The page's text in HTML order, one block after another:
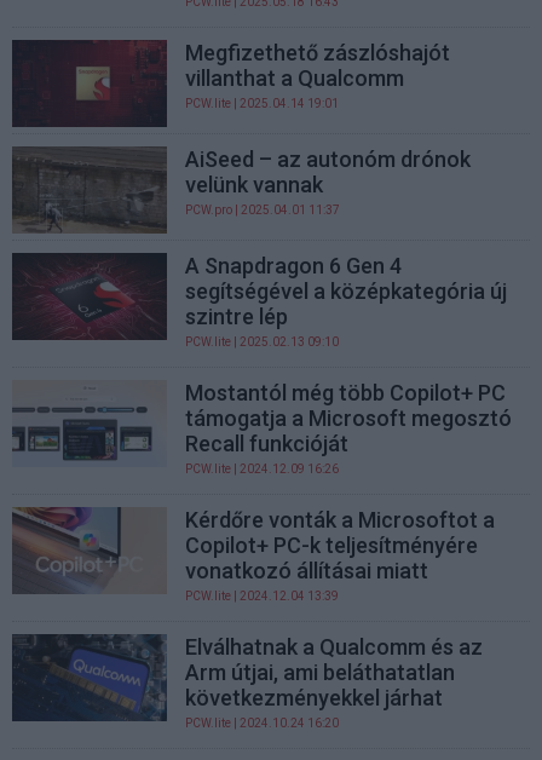
Megfizethető zászlóshajót
villanthat a Qualcomm
PCW.lite | 2025.04.14 19:01
AiSeed – az autonóm drónok
velünk vannak
PCW.pro | 2025.04.01 11:37
A Snapdragon 6 Gen 4
segítségével a középkategória új
szintre lép
PCW.lite | 2025.02.13 09:10
Mostantól még több Copilot+ PC
támogatja a Microsoft megosztó
Recall funkcióját
PCW.lite | 2024.12.09 16:26
Kérdőre vonták a Microsoftot a
Copilot+ PC-k teljesítményére
vonatkozó állításai miatt
PCW.lite | 2024.12.04 13:39
Elválhatnak a Qualcomm és az
Arm útjai, ami beláthatatlan
következményekkel járhat
PCW.lite | 2024.10.24 16:20